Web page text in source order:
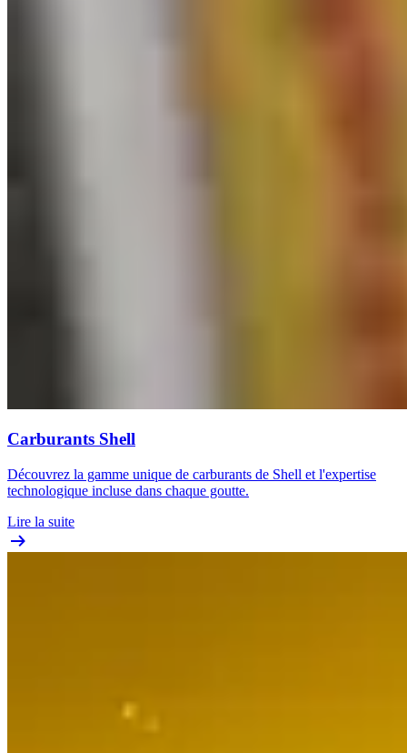
Carburants Shell
Découvrez la gamme unique de carburants de Shell et l'expertise
technologique incluse dans chaque goutte.
Lire la suite